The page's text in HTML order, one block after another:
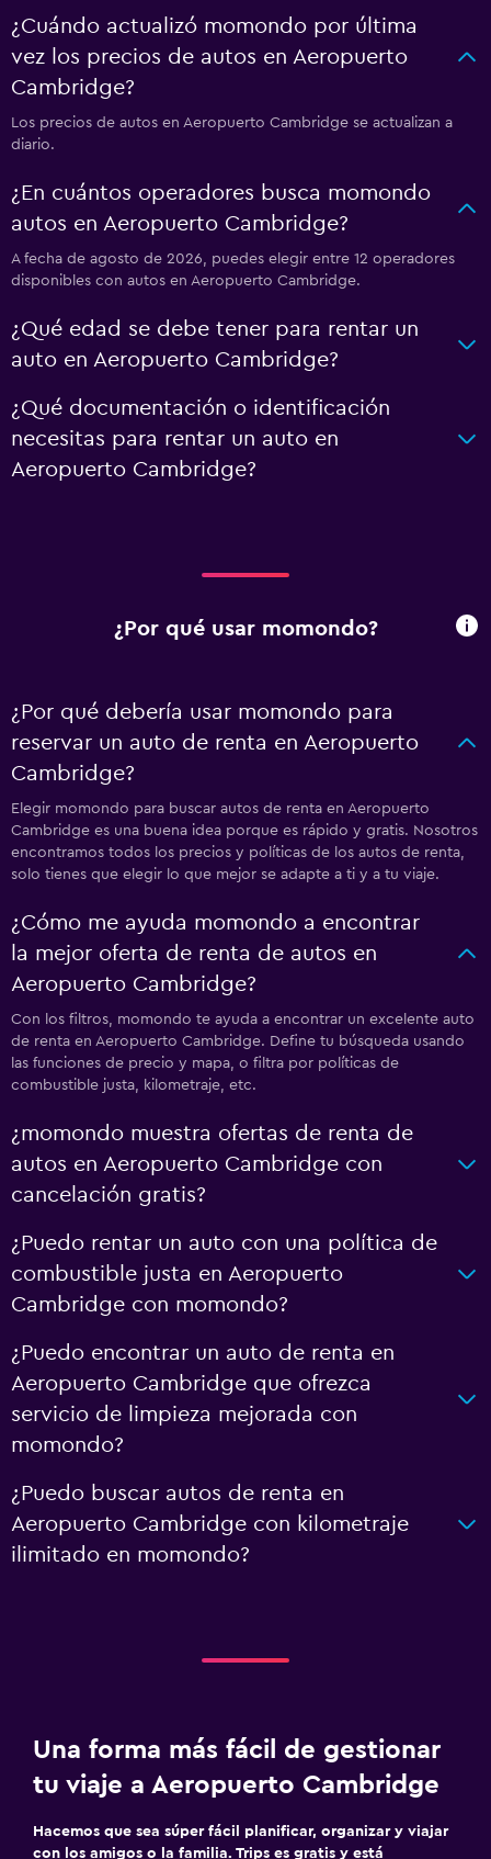
¿Cuándo actualizó momondo por última
vez los precios de autos en Aeropuerto
Cambridge?
Los precios de autos en Aeropuerto Cambridge se actualizan a
diario.
¿En cuántos operadores busca momondo
autos en Aeropuerto Cambridge?
A fecha de agosto de 2026, puedes elegir entre 12 operadores
disponibles con autos en Aeropuerto Cambridge.
¿Qué edad se debe tener para rentar un
auto en Aeropuerto Cambridge?
¿Qué documentación o identificación
necesitas para rentar un auto en
Aeropuerto Cambridge?
¿Por qué usar momondo?
¿Por qué debería usar momondo para
reservar un auto de renta en Aeropuerto
Cambridge?
Elegir momondo para buscar autos de renta en Aeropuerto
Cambridge es una buena idea porque es rápido y gratis. Nosotros
encontramos todos los precios y políticas de los autos de renta,
solo tienes que elegir lo que mejor se adapte a ti y a tu viaje.
¿Cómo me ayuda momondo a encontrar
la mejor oferta de renta de autos en
Aeropuerto Cambridge?
Con los filtros, momondo te ayuda a encontrar un excelente auto
de renta en Aeropuerto Cambridge. Define tu búsqueda usando
las funciones de precio y mapa, o filtra por políticas de
combustible justa, kilometraje, etc.
¿momondo muestra ofertas de renta de
autos en Aeropuerto Cambridge con
cancelación gratis?
¿Puedo rentar un auto con una política de
combustible justa en Aeropuerto
Cambridge con momondo?
¿Puedo encontrar un auto de renta en
Aeropuerto Cambridge que ofrezca
servicio de limpieza mejorada con
momondo?
¿Puedo buscar autos de renta en
Aeropuerto Cambridge con kilometraje
ilimitado en momondo?
Una forma más fácil de gestionar
tu viaje a Aeropuerto Cambridge
Hacemos que sea súper fácil planificar, organizar y viajar
con los amigos o la familia. Trips es gratis y está